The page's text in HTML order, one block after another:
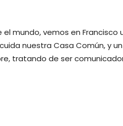
mundo, vemos en
nuestra Casa Común, y
tratando de ser